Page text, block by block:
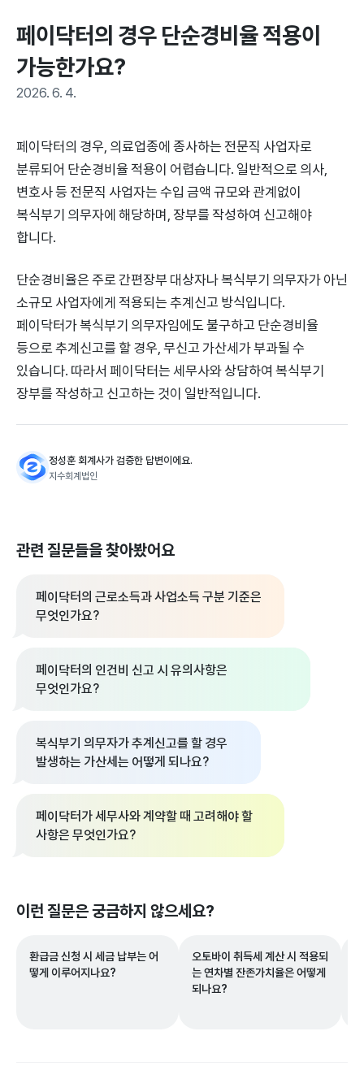
페이닥터의 경우 단순경비율 적용이
가능한가요?
2026. 6. 4.
페이닥터의 경우, 의료업종에 종사하는 전문직 사업자로
분류되어 단순경비율 적용이 어렵습니다. 일반적으로 의사,
변호사 등 전문직 사업자는 수입 금액 규모와 관계없이
복식부기 의무자에 해당하며, 장부를 작성하여 신고해야
합니다.
단순경비율은 주로 간편장부 대상자나 복식부기 의무자가 아닌
소규모 사업자에게 적용되는 추계신고 방식입니다.
페이닥터가 복식부기 의무자임에도 불구하고 단순경비율
등으로 추계신고를 할 경우, 무신고 가산세가 부과될 수
있습니다. 따라서 페이닥터는 세무사와 상담하여 복식부기
장부를 작성하고 신고하는 것이 일반적입니다.
정성훈 회계사가 검증한 답변이에요.
지수회계법인
관련 질문들을 찾아봤어요
페이닥터의 근로소득과 사업소득 구분 기준은
무엇인가요?
페이닥터의 인건비 신고 시 유의사항은
무엇인가요?
복식부기 의무자가 추계신고를 할 경우
발생하는 가산세는 어떻게 되나요?
페이닥터가 세무사와 계약할 때 고려해야 할
사항은 무엇인가요?
이런 질문은 궁금하지 않으세요?
환급금 신청 시 세금 납부는 어
떻게 이루어지나요?
오토바이 취득세 계산 시 적용되
는 연차별 잔존가치율은 어떻게
되나요?